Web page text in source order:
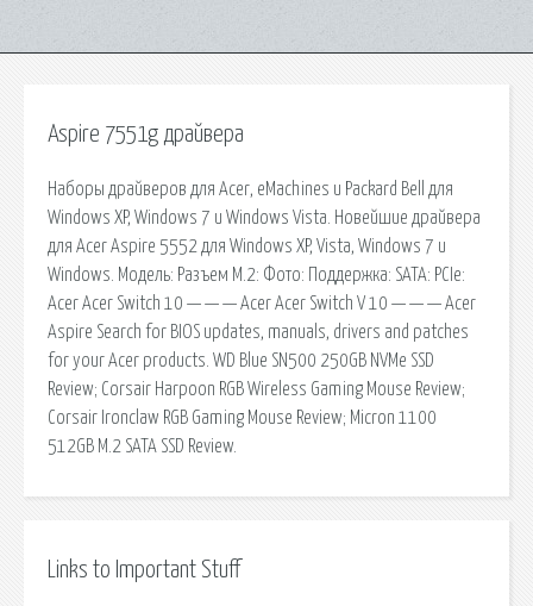
Aspire 7551g драйвера
Наборы драйверов для Acer, eMachines и Packard Bell для
Windows XP, Windows 7 и Windows Vista. Новейшие драйвера
для Acer Aspire 5552 для Windows XP, Vista, Windows 7 и
Windows. Модель: Разъем M.2: Фото: Поддержка: SATA: PCIe:
Acer Acer Switch 10 — — — Acer Acer Switch V 10 — — — Acer
Aspire Search for BIOS updates, manuals, drivers and patches
for your Acer products. WD Blue SN500 250GB NVMe SSD
Review; Corsair Harpoon RGB Wireless Gaming Mouse Review;
Corsair Ironclaw RGB Gaming Mouse Review; Micron 1100
512GB M.2 SATA SSD Review.
Links to Important Stuff